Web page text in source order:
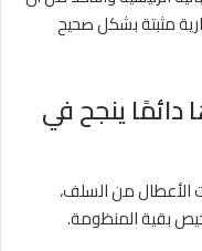
مثبتة بشكل صحيح
ينجح في
الأعطال من السلف،
بقية المنظومة.